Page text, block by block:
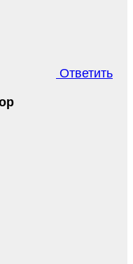
Ответить